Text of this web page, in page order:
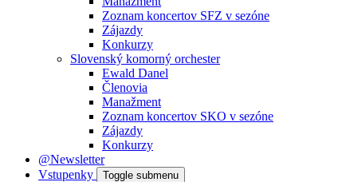
Zoznam koncertov SFZ v sezóne
Zájazdy
Konkurzy
Slovenský komorný orchester
Ewald Danel
Členovia
Manažment
Zoznam koncertov SKO v sezóne
Zájazdy
Konkurzy
@Newsletter
Vstupenky
Toggle submenu